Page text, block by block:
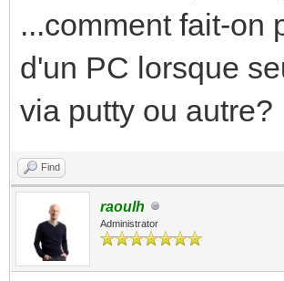
...comment fait-on
d'un PC lorsque
via putty ou autre?
Find
raoulh
Administrator